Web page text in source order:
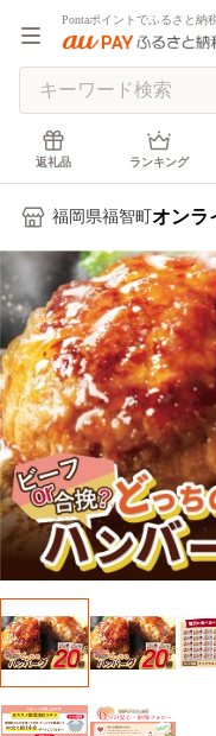
Pontaポイントでふるさと納
返礼品 ランキング
福岡県福智町 オンラ